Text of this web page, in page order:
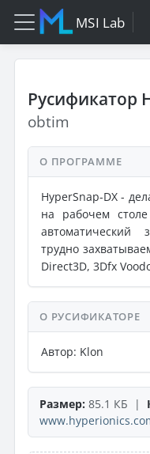
MSI Lab
Русификатор
obtim
О ПРОГРАММЕ
HyperSnap-DX -
на рабочем
автоматический
трудно
Direct3D, 3Dfx
О РУСИФИКАТОРЕ
Автор: Klon
Размер: 85.1 КБ |